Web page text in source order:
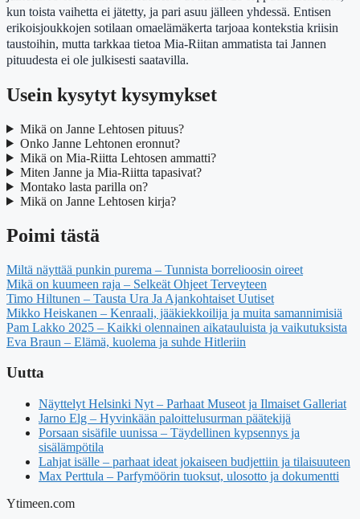
kun toista vaihetta ei jätetty, ja pari asuu jälleen yhdessä. Entisen
erikoisjoukkojen sotilaan omaelämäkerta tarjoaa kontekstia kriisin
taustoihin, mutta tarkkaa tietoa Mia-Riitan ammatista tai Jannen
pituudesta ei ole julkisesti saatavilla.
Usein kysytyt kysymykset
Mikä on Janne Lehtosen pituus?
Onko Janne Lehtonen eronnut?
Mikä on Mia-Riitta Lehtosen ammatti?
Miten Janne ja Mia-Riitta tapasivat?
Montako lasta parilla on?
Mikä on Janne Lehtosen kirja?
Poimi tästä
Miltä näyttää punkin purema – Tunnista borrelioosin oireet
Mikä on kuumeen raja – Selkeät Ohjeet Terveyteen
Timo Hiltunen – Tausta Ura Ja Ajankohtaiset Uutiset
Mikko Heiskanen – Kenraali, jääkiekkoilija ja muita samannimisiä
Pam Lakko 2025 – Kaikki olennainen aikatauluista ja vaikutuksista
Eva Braun – Elämä, kuolema ja suhde Hitleriin
Uutta
Näyttelyt Helsinki Nyt – Parhaat Museot ja Ilmaiset Galleriat
Jarno Elg – Hyvinkään paloittelusurman päätekijä
Porsaan sisäfile uunissa – Täydellinen kypsennys ja
sisälämpötila
Lahjat isälle – parhaat ideat jokaiseen budjettiin ja tilaisuuteen
Max Perttula – Parfymöörin tuoksut, ulosotto ja dokumentti
Ytimeen.com